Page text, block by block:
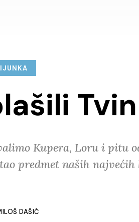
Kupera, Loru i pitu
predmet naših najvećih
DAŠIĆ